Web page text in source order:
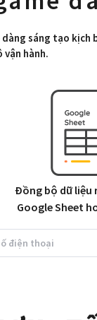
sáng tạo kịch
vận hành.
Đồng bộ dữ liệu
Google Sheet